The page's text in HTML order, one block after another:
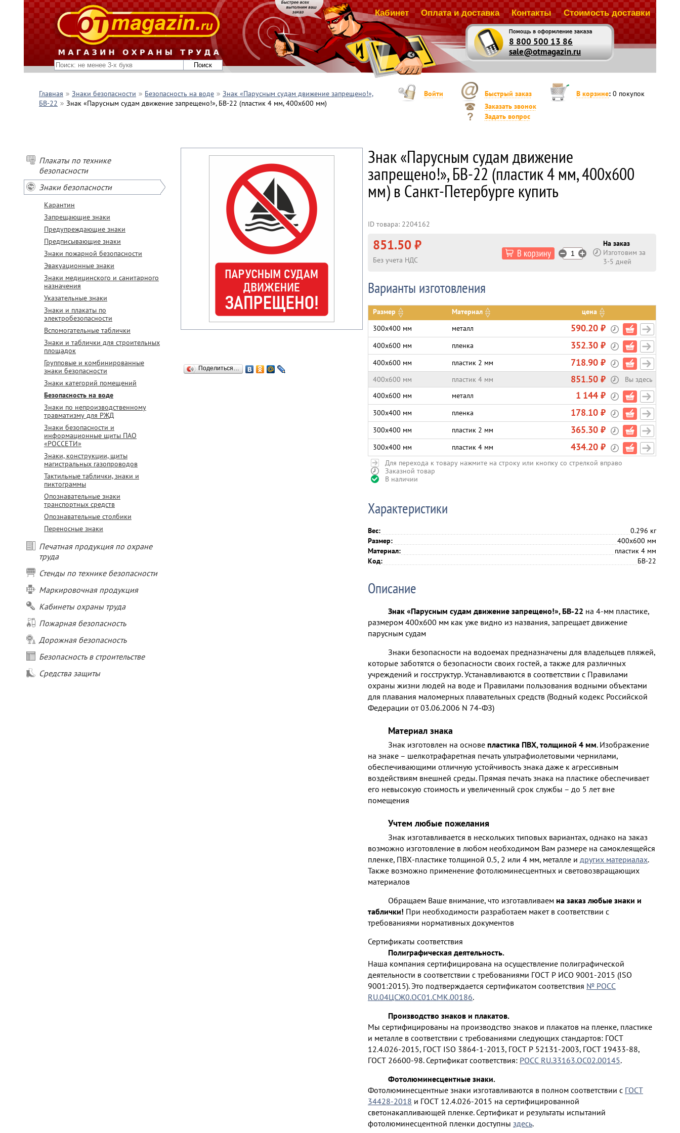
8 800 500 13 86
sale@otmagazin.ru
Кабинет Оплата и доставка Контакты Стоимость доставки
Главная Знаки безопасности Безопасность на воде
Знак «Парусным судам движение запрещено!»,
БВ-22
Знак «Парусным судам движение запрещено!», БВ-22 (пластик 4 мм, 400х600 мм)
Войти Быстрый заказ В корзине: 0 покупок
Заказать звонок
Задать вопрос
Плакаты по технике
безопасности
Знаки безопасности
Карантин
Запрещающие знаки
Предупреждающие знаки
Предписывающие знаки
Знаки пожарной безопасности
Эвакуационные знаки
Знаки медицинского и санитарного
назначения
Указательные знаки
Знаки и плакаты по
электробезопасности
Вспомогательные таблички
Знаки и таблички для строительных
площадок
Групповые и комбинированные
знаки безопасности
Знаки категорий помещений
Безопасность на воде
Знаки по непроизводственному
травматизму для РЖД
Знаки безопасности и
информационные щиты ПАО
«РОССЕТИ»
Знаки, конструкции, щиты
магистральных газопроводов
Тактильные таблички, знаки и
пиктограммы
Опознавательные знаки
транспортных средств
Опознавательные столбики
Переносные знаки
Печатная продукция по охране
труда
Стенды по технике безопасности
Маркировочная продукция
Кабинеты охраны труда
Пожарная безопасность
Дорожная безопасность
Безопасность в строительстве
Средства защиты
Поделиться…
Знак «Парусным судам движение
запрещено!», БВ-22 (пластик 4 мм, 400х600
мм) в Санкт-Петербурге купить
ID товара: 2204162
851.50 ₽
Без учета НДС
На заказ
Изготовим за
3-5 дней
Варианты изготовления
Размер Материал
цена
300х400 мм
металл 590.20 ₽
400х600 мм пленка 352.30 ₽
400х600 мм пластик 2 мм 718.90 ₽
400х600 мм пластик 4 мм 851.50 ₽
Вы здесь
400х600 мм
металл 1 144 ₽
300х400 мм пленка 178.10 ₽
300х400 мм пластик 2 мм 365.30 ₽
300х400 мм пластик 4 мм 434.20 ₽
Для перехода к товару нажмите на строку или кнопку со стрелкой вправо
Заказной товар
В наличии
Характеристики
Вес:
0.296 кг
Размер:
400х600 мм
Материал:
пластик 4 мм
Код:
БВ-22
Описание
Знак «Парусным судам движение запрещено!», БВ-22 на 4-мм пластике,
размером 400х600 мм как уже видно из названия, запрещает движение
парусным судам
Знаки безопасности на водоемах предназначены для владельцев пляжей,
которые заботятся о безопасности своих гостей, а также для различных
учреждений и госструктур. Устанавливаются в соответствии с Правилами
охраны жизни людей на воде и Правилами пользования водными объектами
для плавания маломерных плавательных средств (Водный кодекс Российской
Федерации от 03.06.2006 N 74-ФЗ)
Материал знака
Знак изготовлен на основе пластика ПВХ, толщиной 4 мм. Изображение
на знаке – шелкотрафаретная печать ультрафиолетовыми чернилами,
обеспечивающими отличную устойчивость знака даже к агрессивным
воздействиям внешней среды. Прямая печать знака на пластике обеспечивает
его невысокую стоимость и увеличенный срок службы – до 5 лет вне
помещения
Учтем любые пожелания
Знак изготавливается в нескольких типовых вариантах, однако на заказ
возможно изготовление в любом необходимом Вам размере на самоклеящейся
пленке, ПВХ-пластике толщиной 0.5, 2 или 4 мм, металле и других материалах.
Также возможно применение фотолюминесцентных и световозвращающих
материалов
Обращаем Ваше внимание, что изготавливаем на заказ любые знаки и
таблички! При необходимости разработаем макет в соответствии с
требованиями нормативных документов
Сертификаты соответствия
Полиграфическая деятельность.
Наша компания сертифицирована на осуществление полиграфической
деятельности в соответствии с требованиями ГОСТ Р ИСО 9001-2015 (ISO
9001:2015). Это подтверждается сертификатом соответствия № РОСС
RU.04ЦСЖ0.ОС01.СМК.00186.
Производство знаков и плакатов.
Мы сертифицированы на производство знаков и плакатов на пленке, пластике
и металле в соответствии с требованиями следующих стандартов: ГОСТ
12.4.026-2015, ГОСТ ISO 3864-1-2013, ГОСТ Р 52131-2003, ГОСТ 19433-88,
ГОСТ 26600-98. Сертификат соответствия: РОСС RU.З3163.ОС02.00145.
Фотолюминесцентные знаки.
Фотолюминесцентные знаки изготавливаются в полном соответствии с ГОСТ
34428-2018 и ГОСТ 12.4.026-2015 на сертифицированной
светонакапливающей пленке. Сертификат и результаты испытаний
фотолюминесцентной пленки доступны здесь.